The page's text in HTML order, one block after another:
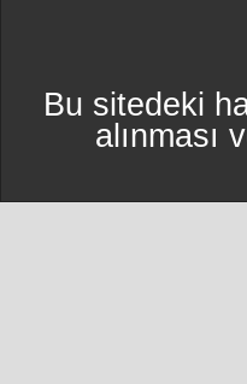
Bu sitedeki
alınması